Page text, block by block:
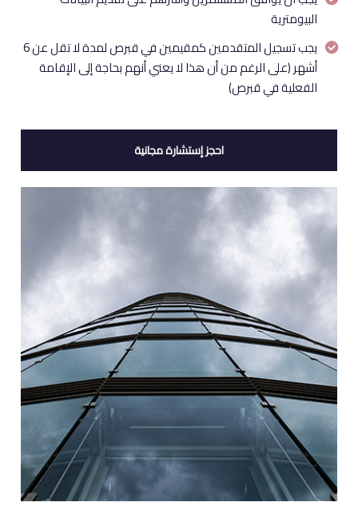
البيومترية
يجب تسجيل المتقدمين كمقيمين في قبرص لمدة لا تقل عن 6
أشهر (على الرغم من أن هذا لا يعني أنهم بحاجة إلى الإقامة
الفعلية في قبرص)
احجز إستشارة مجانية